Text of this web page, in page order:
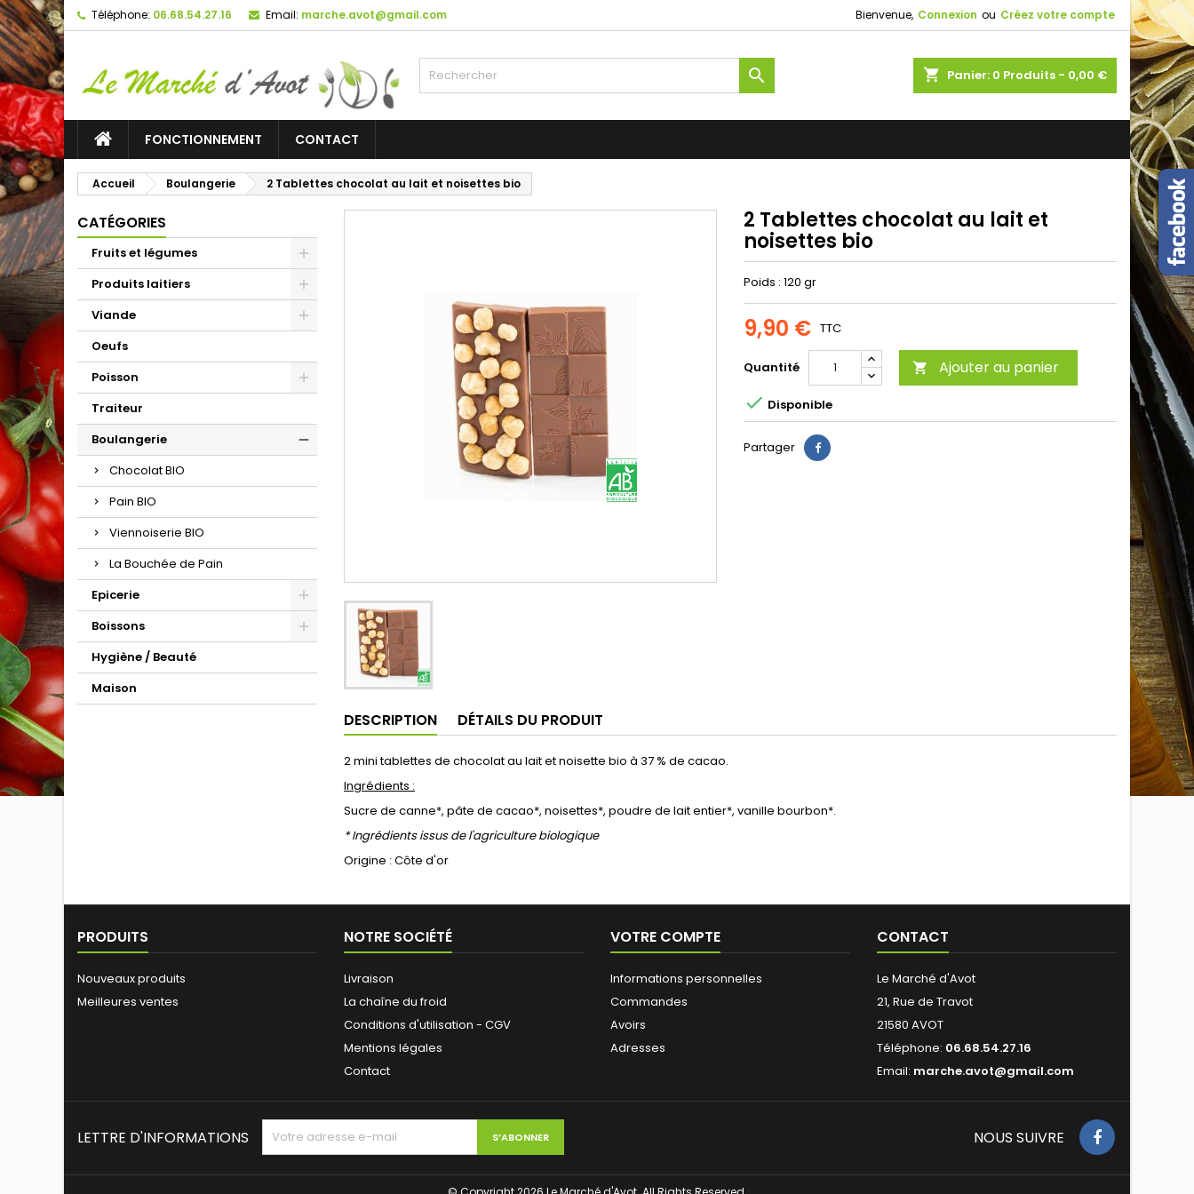
Téléphone: 06.68.54.27.16 Email: marche.avot@gmail.com Bienvenue, Connexion ou Créez votre compte
shopping_cart Panier: 0 Produits - 0,00 €

FONCTIONNEMENT CONTACT
Accueil Boulangerie 2 Tablettes chocolat au lait et noisettes bio
CATÉGORIES
Fruits et légumes
Produits laitiers
Viande
Oeufs
Poisson
Traiteur
Boulangerie
Chocolat BIO
Pain BIO
Viennoiserie BIO
La Bouchée de Pain
Epicerie
Boissons
Hygiène / Beauté
Maison
2 Tablettes chocolat au lait et
noisettes bio
Poids : 120 gr
9,90 € TTC
Quantité  Ajouter au panier
 Disponible
Partager
DESCRIPTION DÉTAILS DU PRODUIT
2 mini tablettes de chocolat au lait et noisette bio à 37 % de cacao.
Ingrédients :
Sucre de canne*, pâte de cacao*, noisettes*, poudre de lait entier*, vanille bourbon*.
* Ingrédients issus de l'agriculture biologique
Origine : Côte d'or
PRODUITS
Nouveaux produits
Meilleures ventes
NOTRE SOCIÉTÉ
Livraison
La chaîne du froid
Conditions d'utilisation - CGV
Mentions légales
Contact
VOTRE COMPTE
Informations personnelles
Commandes
Avoirs
Adresses
CONTACT
Le Marché d'Avot
21, Rue de Travot
21580 AVOT
Téléphone: 06.68.54.27.16
Email: marche.avot@gmail.com
NOUS SUIVRE
LETTRE D'INFORMATIONS